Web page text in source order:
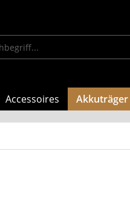
Accessoires Akkuträger